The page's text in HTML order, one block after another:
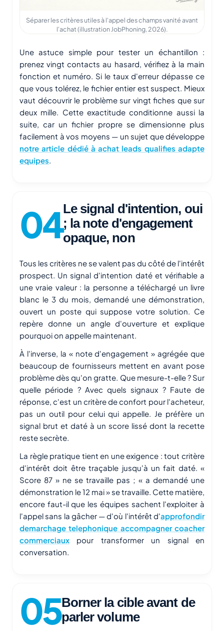
Séparer les critères utiles à l'appel des champs vanité avant
l'achat (illustration JobPhoning, 2026).
Une astuce simple pour tester un échantillon :
prenez vingt contacts au hasard, vérifiez à la main
fonction et numéro. Si le taux d'erreur dépasse ce
que vous tolérez, le fichier entier est suspect. Mieux
vaut découvrir le problème sur vingt fiches que sur
deux mille. Cette exactitude conditionne aussi la
suite, car un fichier propre se dimensionne plus
facilement à vos moyens — un sujet que développe
notre article dédié à achat leads qualifies adapte
equipes.
Le signal d'intention, oui
; la note d'engagement
opaque, non
Tous les critères ne se valent pas du côté de l'intérêt
prospect. Un signal d'intention daté et vérifiable a
une vraie valeur : la personne a téléchargé un livre
blanc le 3 du mois, demandé une démonstration,
ouvert un poste qui suppose votre solution. Ce
repère donne un angle d'ouverture et explique
pourquoi on appelle maintenant.
À l'inverse, la « note d'engagement » agrégée que
beaucoup de fournisseurs mettent en avant pose
problème dès qu'on gratte. Que mesure-t-elle ? Sur
quelle période ? Avec quels signaux ? Faute de
réponse, c'est un critère de confort pour l'acheteur,
pas un outil pour celui qui appelle. Je préfère un
signal brut et daté à un score lissé dont la recette
reste secrète.
La règle pratique tient en une exigence : tout critère
d'intérêt doit être traçable jusqu'à un fait daté. «
Score 87 » ne se travaille pas ; « a demandé une
démonstration le 12 mai » se travaille. Cette matière,
encore faut-il que les équipes sachent l'exploiter à
l'appel sans la gâcher — d'où l'intérêt d'approfondir
demarchage telephonique accompagner coacher
commerciaux pour transformer un signal en
conversation.
Borner la cible avant de
parler volume